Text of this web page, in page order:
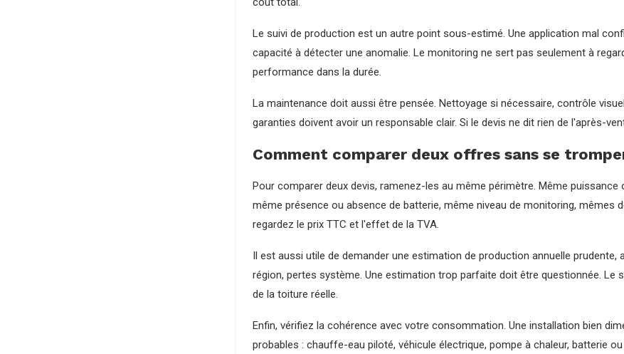
Le suivi de production est un autre point sous-estimé. Une application mal
capacité à détecter une anomalie. Le monitoring ne sert pas seulement à
performance dans la durée.
La maintenance doit aussi être pensée. Nettoyage si nécessaire, contrôle
garanties doivent avoir un responsable clair. Si le devis ne dit rien de l'après-
Comment comparer deux offres sans se
Pour comparer deux devis, ramenez-les au même périmètre. Même
même présence ou absence de batterie, même niveau de monitoring, mêmes
regardez le prix TTC et l'effet de la TVA.
Il est aussi utile de demander une estimation de production annuelle
région, pertes système. Une estimation trop parfaite doit être questionnée. Le
de la toiture réelle.
Enfin, vérifiez la cohérence avec votre consommation. Une installation bien
probables : chauffe-eau piloté, véhicule électrique, pompe à chaleur, batterie